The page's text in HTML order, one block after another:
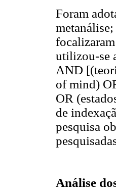
Foram
utilizou-se
AND
of mind)
OR
de
pesquisa
Análise